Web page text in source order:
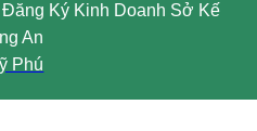
Ký Kinh Doanh Sở Kế
An